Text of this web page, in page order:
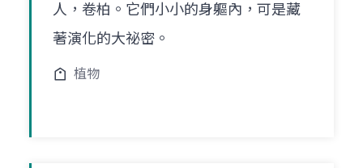
人，卷柏。它們小小的身軀內，可是藏
著演化的大祕密。
植物